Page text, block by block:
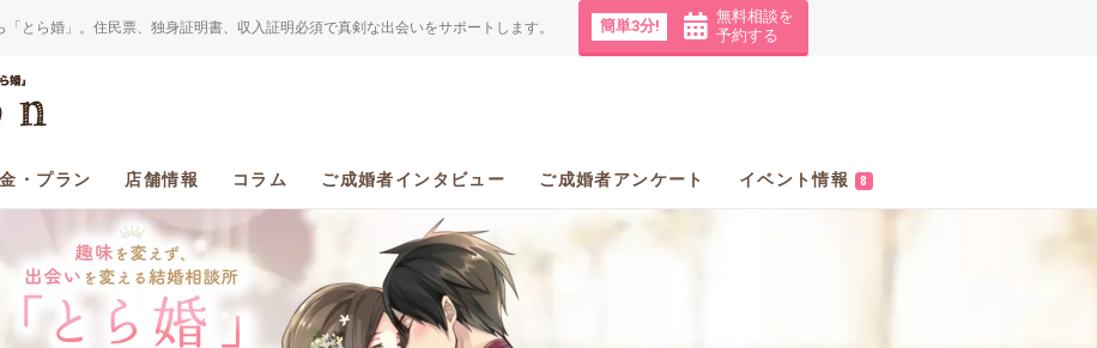
とら婚」。住民票、独身証明書、収入証明必須で真剣な出会いをサポートします。 簡単3分!
無料相談を
予約する
・プラン 店舗情報 コラム ご成婚者インタビュー ご成婚者アンケート イベント情報 8